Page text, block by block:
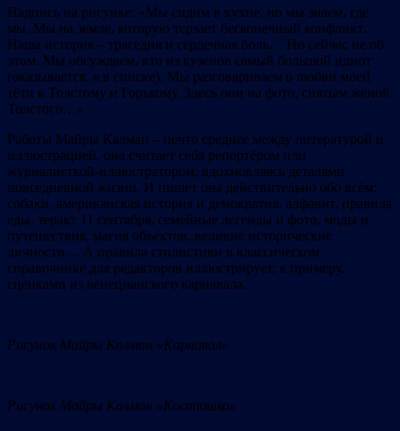
Надпись на рисунке: «Мы сидим в кухне, но мы знаем, где
мы. Мы на земле, которую терзает бесконечный конфликт.
Наша история – трагедия и сердечная боль… Но сейчас не об
этом. Мы обсуждаем, кто из кузенов самый большой идиот
(оказывается, я в списке). Мы разговариваем о любви моей
тёти к Толстому и Горькому. Здесь они на фото, снятым женой
Толстого…»
Работы Майры Калман – нечто среднее между литературой и
иллюстрацией, она считает себя репортёром или
журналисткой-иллюстратором, вдохновляясь деталями
повседневной жизни. И пишет она действительно обо всём:
собаки, американская история и демократия, алфавит, правила
еды, теракт 11 сентября, семейные легенды и фото, моды и
путешествия, магия объектов, великие исторические
личности… А правила стилистики в классическом
справочнике для редакторов иллюстрирует, к примеру,
сценками из венецианского карнавала.
Рисунок Майры Калман «Карнавал»
Рисунок Майры Калман «Костюшко»